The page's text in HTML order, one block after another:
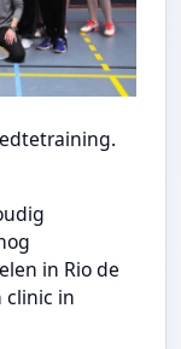
in Rio de
clinic in